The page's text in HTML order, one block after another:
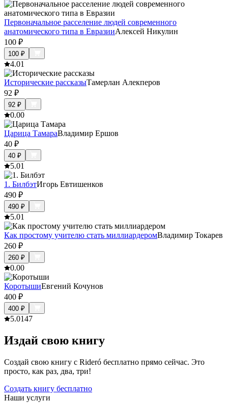
Первоначальное расселение людей современного
анатомического типа в ЕвразииАлексей Никулин
100 ₽
100 ₽
4.01
Исторические рассказыТамерлан Алекперов
92 ₽
92 ₽
0.00
Царица ТамараВладимир Ершов
40 ₽
40 ₽
5.01
1. БилбэтИгорь Евтишенков
490 ₽
490 ₽
5.01
Как простому учителю стать миллиардеромВладимир Токарев
260 ₽
260 ₽
0.00
КоротышиЕвгений Кочунов
400 ₽
400 ₽
5.0147
Издай свою книгу
Создай свою книгу с Rideró бесплатно прямо сейчас. Это
просто, как раз, два, три!
Создать книгу бесплатно
Наши услуги